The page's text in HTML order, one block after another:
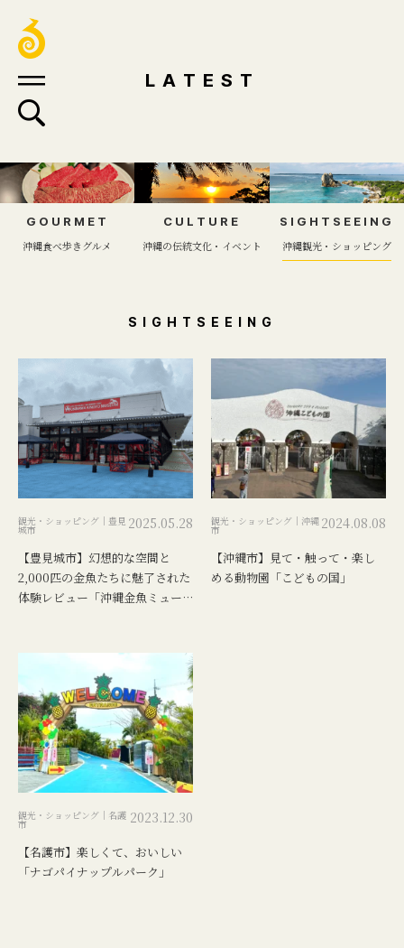
LATEST
GOURMET
沖縄食べ歩きグルメ
CULTURE
沖縄の伝統文化・イベント
SIGHTSEEING
沖縄観光・ショッピング
SIGHTSEEING
観光・ショッピング｜豊見
城市 2025.05.28
【豊見城市】幻想的な空間と
2,000匹の金魚たちに魅了された
体験レビュー「沖縄金魚ミュー
観光・ショッピング｜沖縄
市 2024.08.08
【沖縄市】見て・触って・楽し
める動物園「こどもの国」
観光・ショッピング｜名護
市 2023.12.30
【名護市】楽しくて、おいしい
「ナゴパイナップルパーク」